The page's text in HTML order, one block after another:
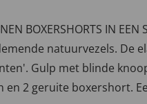
BOXERSHORTS IN EEN
natuurvezels. De
Gulp met blinde
en 2 geruite boxershort.